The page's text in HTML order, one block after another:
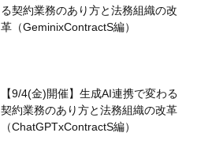
る契約業務のあり方と法務組織の改
革（GeminixContractS編）
【9/4(金)開催】生成AI連携で変わる
契約業務のあり方と法務組織の改革
（ChatGPTxContractS編）